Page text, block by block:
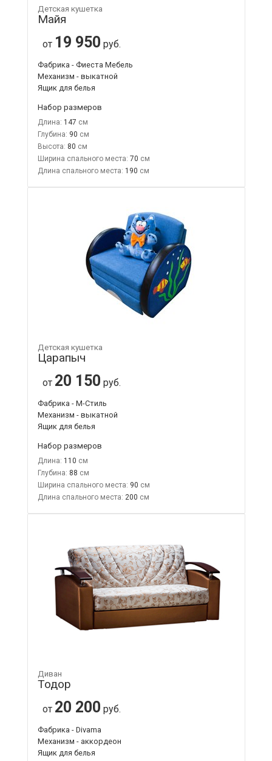
Детская кушетка
Майя
от 19 950 руб.
Фабрика - Фиеста Мебель
Механизм - выкатной
Ящик для белья
Набор размеров
Длина: 147
Глубина: 90
Высота: 80
Ширина спального места: 70
Длина спального места: 190
Детская кушетка
Царапыч
от 20 150 руб.
Фабрика - М-Стиль
Механизм - выкатной
Ящик для белья
Набор размеров
Длина: 110
Глубина: 88
Ширина спального места: 90
Длина спального места: 200
Диван
Тодор
от 20 200 руб.
Фабрика - Divama
Механизм - аккордеон
Ящик для белья